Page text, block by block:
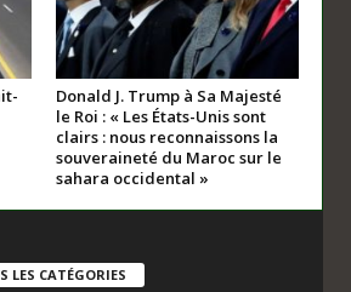
Donald J. Trump à Sa Majesté
le Roi : « Les États-Unis sont
clairs : nous reconnaissons la
souveraineté du Maroc sur le
sahara occidental »
LES CATÉGORIES